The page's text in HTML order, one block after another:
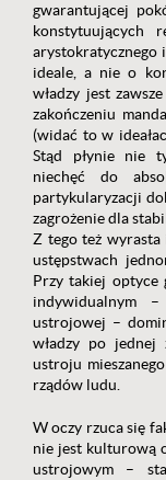
gwarantującej
konstytuujących
arystokratycznego
ideale, a nie o
władzy jest
zakończeniu
(widać to w
Stąd płynie nie
niechęć do
partykularyzacji
zagrożenie dla
Z tego też
ustępstwach
Przy takiej optyce
indywidualnym
ustrojowej –
władzy po jednej
ustroju
rządów ludu.
W oczy rzuca się
nie jest kulturową
ustrojowym –